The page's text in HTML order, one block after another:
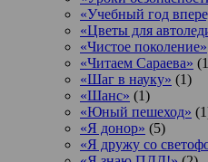
«Учебный год
«Цветы для
«Чистое поколение»
«Читаем Сараева»
«Шаг в науку» (1)
«Шанс» (1)
«Юный пешеход»
«Я донор» (5)
«Я дружу со